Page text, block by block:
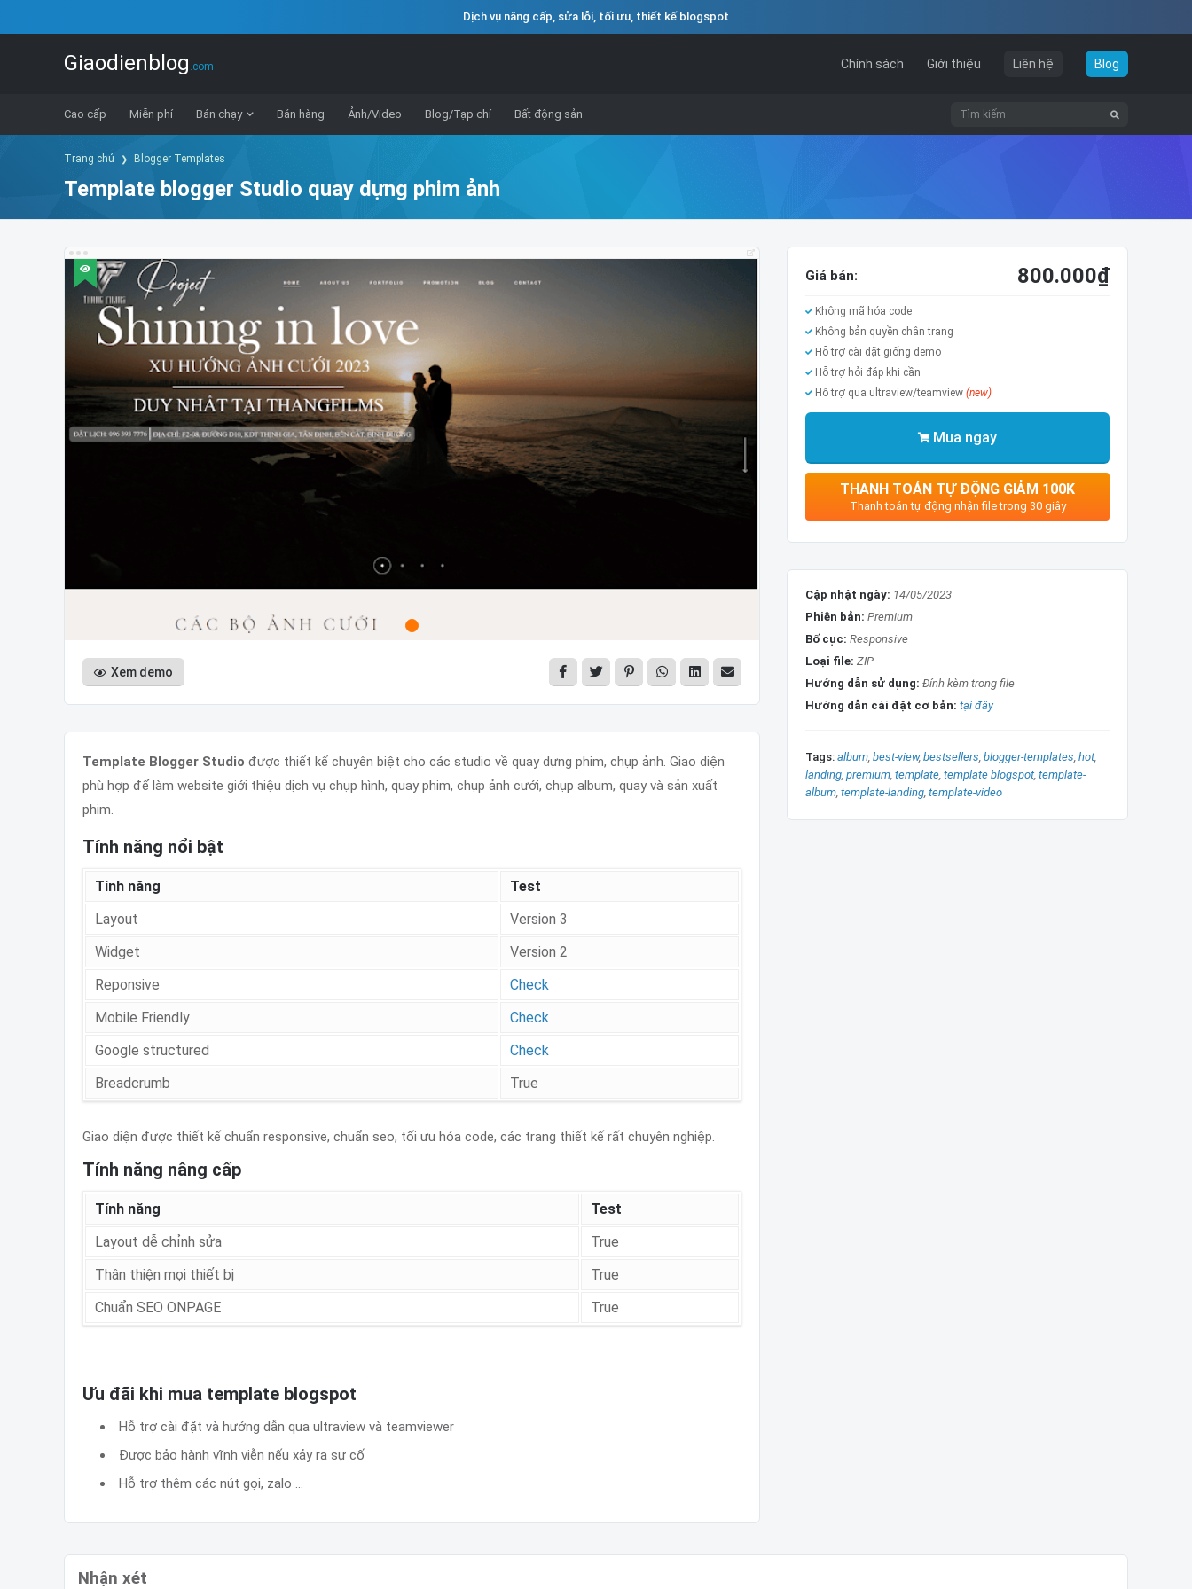
Dịch vụ nâng cấp, sửa lỗi, tối ưu, thiết kế blogspot
Giaodienblog .com Chính sách Giới thiệu Liên hệ Blog
Cao cấp Miễn phí Bán chạy Bán hàng Ảnh/Video Blog/Tạp chí Bất động sản
Trang chủ Blogger Templates
Template blogger Studio quay dựng phim ảnh
Xem demo
Template Blogger Studio được thiết kế chuyên biệt cho các studio về quay dựng phim, chụp ảnh. Giao diện
phù hợp để làm website giới thiệu dịch vụ chụp hình, quay phim, chụp ảnh cưới, chụp album, quay và sản xuất
phim.
Tính năng nổi bật
Tính năng
Test
Layout
Version 3
Widget
Version 2
Reponsive
Check
Mobile Friendly
Check
Google structured
Check
Breadcrumb
True
Giao diện được thiết kế chuẩn responsive, chuẩn seo, tối ưu hóa code, các trang thiết kế rất chuyên nghiệp.
Tính năng nâng cấp
Tính năng
Test
Layout dễ chỉnh sửa
True
Thân thiện mọi thiết bị
True
Chuẩn SEO ONPAGE
True
Ưu đãi khi mua template blogspot
Hỗ trợ cài đặt và hướng dẫn qua ultraview và teamviewer
Được bảo hành vĩnh viễn nếu xảy ra sự cố
Hỗ trợ thêm các nút gọi, zalo ...
Giá bán: 800.000₫
Không mã hóa code
Không bản quyền chân trang
Hỗ trợ cài đặt giống demo
Hỗ trợ hỏi đáp khi cần
Hỗ trợ qua ultraview/teamview (new)
Mua ngay
THANH TOÁN TỰ ĐỘNG GIẢM 100K
Thanh toán tự động nhận file trong 30 giây
Cập nhật ngày: 14/05/2023
Phiên bản: Premium
Bố cục: Responsive
Loại file: ZIP
Hướng dẫn sử dụng: Đính kèm trong file
Hướng dẫn cài đặt cơ bản: tại đây
Tags: album best-view bestsellers blogger-templates hot
landing premium template template blogspot template-
album template-landing template-video
Nhận xét